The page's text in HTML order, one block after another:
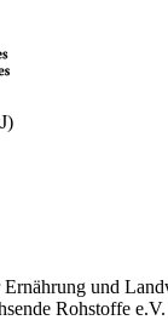
Ernährung und
Rohstoffe